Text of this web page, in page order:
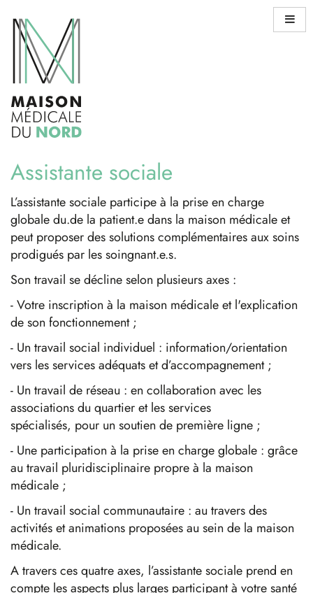
contenu
Assistante sociale
L’assistante sociale participe à la prise en charge
globale du.de la patient.e dans la maison médicale et
peut proposer des solutions complémentaires aux soins
prodigués par les soingnant.e.s.
Son travail se décline selon plusieurs axes :
- Votre inscription à la maison médicale et l'explication
de son fonctionnement ;
- Un travail social individuel : information/orientation
vers les services adéquats et d’accompagnement ;
- Un travail de réseau : en collaboration avec les
associations du quartier et les services
spécialisés, pour un soutien de première ligne ;
- Une participation à la prise en charge globale : grâce
au travail pluridisciplinaire propre à la maison
médicale ;
- Un travail social communautaire : au travers des
activités et animations proposées au sein de la maison
médicale.
A travers ces quatre axes, l’assistante sociale prend en
compte les aspects plus larges participant à votre santé